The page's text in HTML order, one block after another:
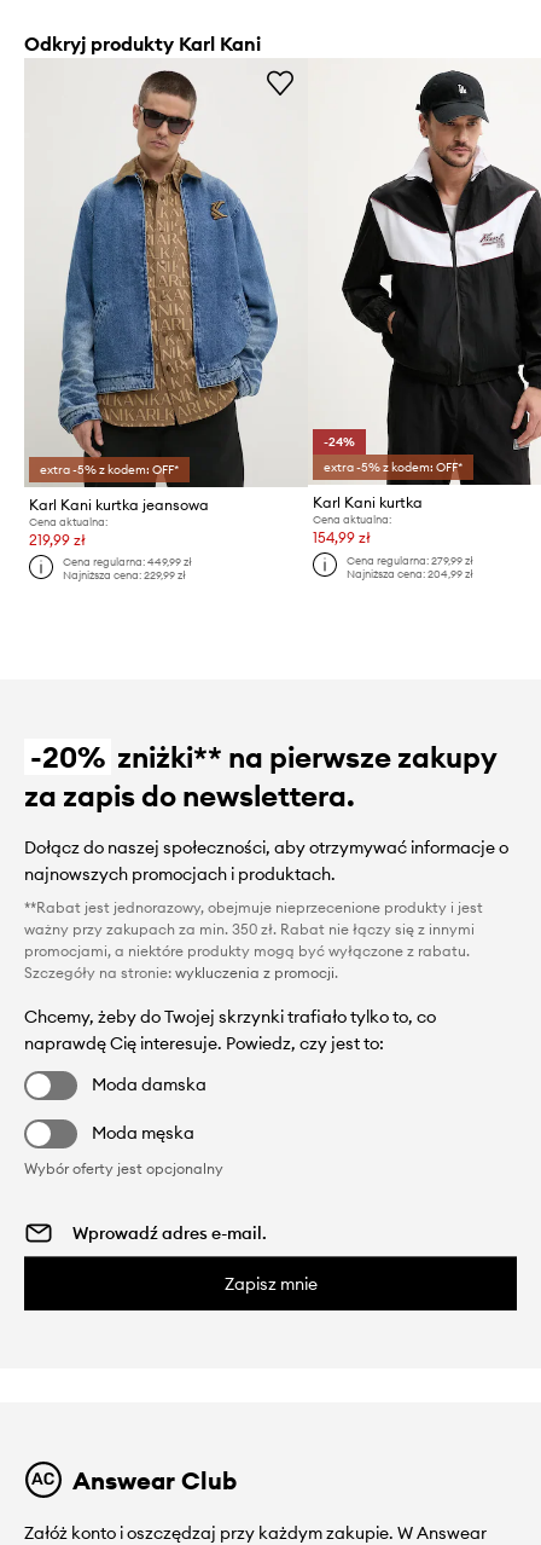
Odkryj produkty Karl Kani
extra -5% z kodem: OFF*
Karl Kani kurtka jeansowa
Cena aktualna:
219,99 zł
Cena regularna:449,99 zł
Najniższa cena:229,99 zł
-24%
extra -5% z kodem: OFF*
Karl Kani kurtka
Cena aktualna:
154,99 zł
Cena regularna: 279,99 zł
Najniższa cena: 204,99 zł
-20% zniżki** na pierwsze zakupy
za zapis do newslettera.
Dołącz do naszej społeczności, aby otrzymywać informacje o
najnowszych promocjach i produktach.
**Rabat jest jednorazowy, obejmuje nieprzecenione produkty i jest
ważny przy zakupach za min. 350 zł. Rabat nie łączy się z innymi
promocjami, a niektóre produkty mogą być wyłączone z rabatu.
Szczegóły na stronie: wykluczenia z promocji.
Chcemy, żeby do Twojej skrzynki trafiało tylko to, co
naprawdę Cię interesuje. Powiedz, czy jest to:
Moda damska
Moda męska
Wybór oferty jest opcjonalny
Zapisz mnie
Answear Club
Załóż konto i oszczędzaj przy każdym zakupie. W Answear